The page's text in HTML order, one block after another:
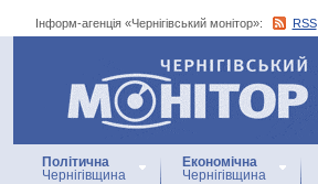
Інформ-агенція «Чернігівський монітор»: RSS
Інформ-агенція
«Чернігівський монітор»
Політична
Чернігівщина
Економічна
Чернігівщина